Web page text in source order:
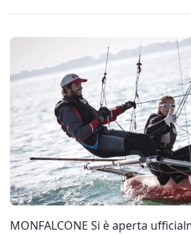
MONFALCONE Si è aperta